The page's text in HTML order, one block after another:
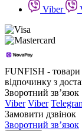
Viber
FUNFISH - товари
відпочинку з
Зворотний зв’язок
Viber Viber
Замовити дзвінок
Зворотний зв’язок